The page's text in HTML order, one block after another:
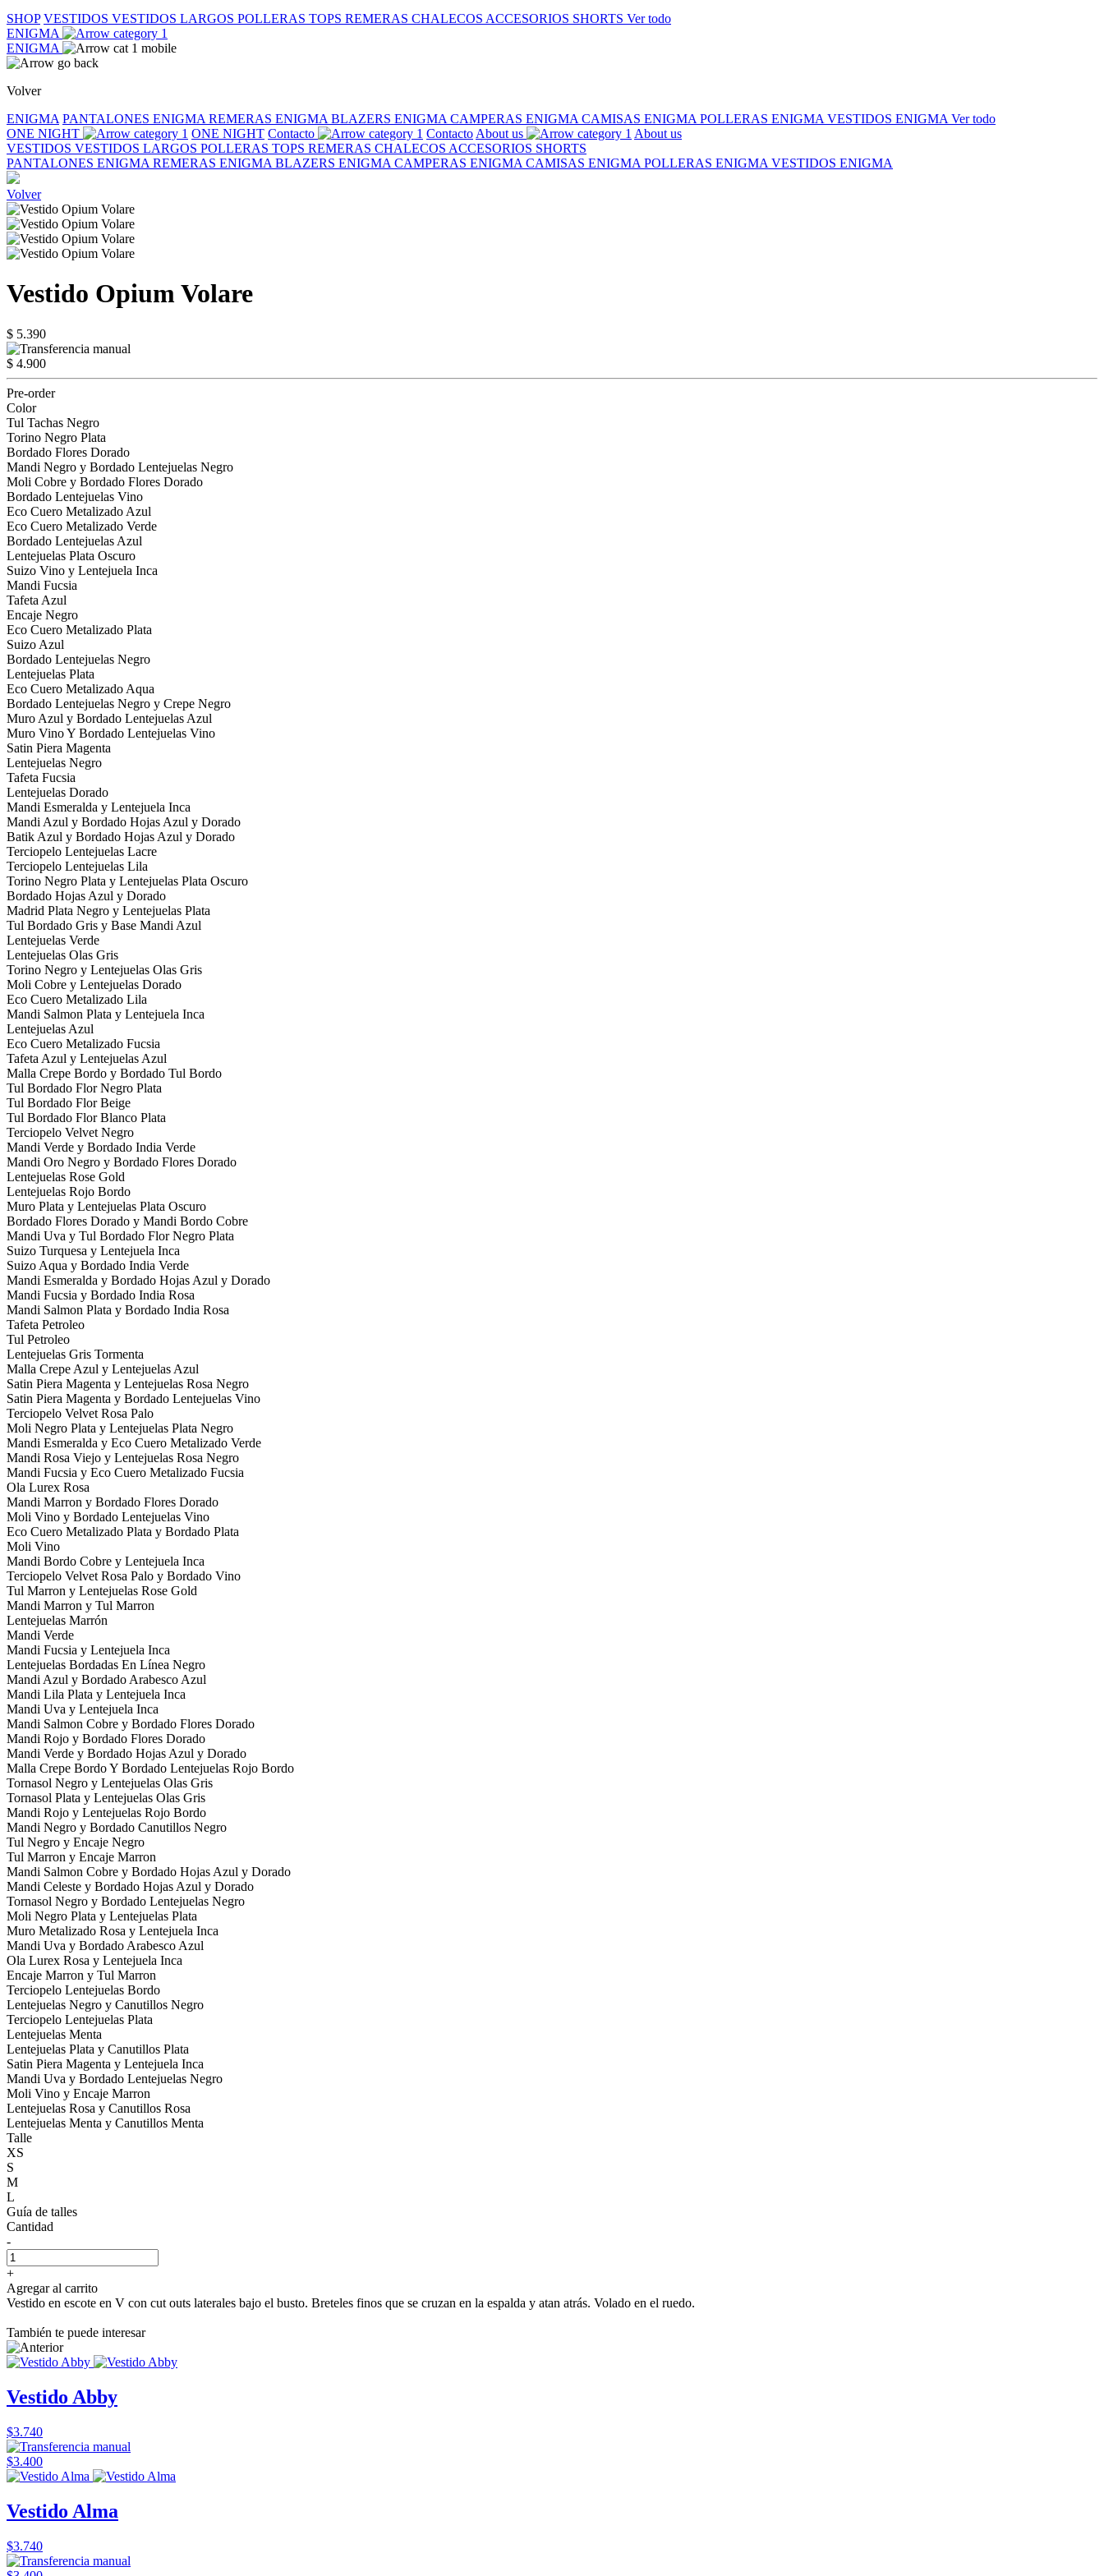
SHOP VESTIDOS VESTIDOS LARGOS POLLERAS TOPS REMERAS CHALECOS ACCESORIOS SHORTS Ver todo
ENIGMA
ENIGMA
Volver
ENIGMA PANTALONES ENIGMA REMERAS ENIGMA BLAZERS ENIGMA CAMPERAS ENIGMA CAMISAS ENIGMA POLLERAS ENIGMA VESTIDOS ENIGMA Ver todo
ONE NIGHT
ONE NIGHT Contacto Contacto About us
About us
VESTIDOS VESTIDOS LARGOS POLLERAS TOPS REMERAS CHALECOS ACCESORIOS SHORTS
PANTALONES ENIGMA REMERAS ENIGMA BLAZERS ENIGMA CAMPERAS ENIGMA CAMISAS ENIGMA POLLERAS ENIGMA VESTIDOS ENIGMA
Volver
Vestido Opium Volare
$ 5.390
$ 4.900
Pre-order
Color
Tul Tachas Negro
Torino Negro Plata
Bordado Flores Dorado
Mandi Negro y Bordado Lentejuelas Negro
Moli Cobre y Bordado Flores Dorado
Bordado Lentejuelas Vino
Eco Cuero Metalizado Azul
Eco Cuero Metalizado Verde
Bordado Lentejuelas Azul
Lentejuelas Plata Oscuro
Suizo Vino y Lentejuela Inca
Mandi Fucsia
Tafeta Azul
Encaje Negro
Eco Cuero Metalizado Plata
Suizo Azul
Bordado Lentejuelas Negro
Lentejuelas Plata
Eco Cuero Metalizado Aqua
Bordado Lentejuelas Negro y Crepe Negro
Muro Azul y Bordado Lentejuelas Azul
Muro Vino Y Bordado Lentejuelas Vino
Satin Piera Magenta
Lentejuelas Negro
Tafeta Fucsia
Lentejuelas Dorado
Mandi Esmeralda y Lentejuela Inca
Mandi Azul y Bordado Hojas Azul y Dorado
Batik Azul y Bordado Hojas Azul y Dorado
Terciopelo Lentejuelas Lacre
Terciopelo Lentejuelas Lila
Torino Negro Plata y Lentejuelas Plata Oscuro
Bordado Hojas Azul y Dorado
Madrid Plata Negro y Lentejuelas Plata
Tul Bordado Gris y Base Mandi Azul
Lentejuelas Verde
Lentejuelas Olas Gris
Torino Negro y Lentejuelas Olas Gris
Moli Cobre y Lentejuelas Dorado
Eco Cuero Metalizado Lila
Mandi Salmon Plata y Lentejuela Inca
Lentejuelas Azul
Eco Cuero Metalizado Fucsia
Tafeta Azul y Lentejuelas Azul
Malla Crepe Bordo y Bordado Tul Bordo
Tul Bordado Flor Negro Plata
Tul Bordado Flor Beige
Tul Bordado Flor Blanco Plata
Terciopelo Velvet Negro
Mandi Verde y Bordado India Verde
Mandi Oro Negro y Bordado Flores Dorado
Lentejuelas Rose Gold
Lentejuelas Rojo Bordo
Muro Plata y Lentejuelas Plata Oscuro
Bordado Flores Dorado y Mandi Bordo Cobre
Mandi Uva y Tul Bordado Flor Negro Plata
Suizo Turquesa y Lentejuela Inca
Suizo Aqua y Bordado India Verde
Mandi Esmeralda y Bordado Hojas Azul y Dorado
Mandi Fucsia y Bordado India Rosa
Mandi Salmon Plata y Bordado India Rosa
Tafeta Petroleo
Tul Petroleo
Lentejuelas Gris Tormenta
Malla Crepe Azul y Lentejuelas Azul
Satin Piera Magenta y Lentejuelas Rosa Negro
Satin Piera Magenta y Bordado Lentejuelas Vino
Terciopelo Velvet Rosa Palo
Moli Negro Plata y Lentejuelas Plata Negro
Mandi Esmeralda y Eco Cuero Metalizado Verde
Mandi Rosa Viejo y Lentejuelas Rosa Negro
Mandi Fucsia y Eco Cuero Metalizado Fucsia
Ola Lurex Rosa
Mandi Marron y Bordado Flores Dorado
Moli Vino y Bordado Lentejuelas Vino
Eco Cuero Metalizado Plata y Bordado Plata
Moli Vino
Mandi Bordo Cobre y Lentejuela Inca
Terciopelo Velvet Rosa Palo y Bordado Vino
Tul Marron y Lentejuelas Rose Gold
Mandi Marron y Tul Marron
Lentejuelas Marrón
Mandi Verde
Mandi Fucsia y Lentejuela Inca
Lentejuelas Bordadas En Línea Negro
Mandi Azul y Bordado Arabesco Azul
Mandi Lila Plata y Lentejuela Inca
Mandi Uva y Lentejuela Inca
Mandi Salmon Cobre y Bordado Flores Dorado
Mandi Rojo y Bordado Flores Dorado
Mandi Verde y Bordado Hojas Azul y Dorado
Malla Crepe Bordo Y Bordado Lentejuelas Rojo Bordo
Tornasol Negro y Lentejuelas Olas Gris
Tornasol Plata y Lentejuelas Olas Gris
Mandi Rojo y Lentejuelas Rojo Bordo
Mandi Negro y Bordado Canutillos Negro
Tul Negro y Encaje Negro
Tul Marron y Encaje Marron
Mandi Salmon Cobre y Bordado Hojas Azul y Dorado
Mandi Celeste y Bordado Hojas Azul y Dorado
Tornasol Negro y Bordado Lentejuelas Negro
Moli Negro Plata y Lentejuelas Plata
Muro Metalizado Rosa y Lentejuela Inca
Mandi Uva y Bordado Arabesco Azul
Ola Lurex Rosa y Lentejuela Inca
Encaje Marron y Tul Marron
Terciopelo Lentejuelas Bordo
Lentejuelas Negro y Canutillos Negro
Terciopelo Lentejuelas Plata
Lentejuelas Menta
Lentejuelas Plata y Canutillos Plata
Satin Piera Magenta y Lentejuela Inca
Mandi Uva y Bordado Lentejuelas Negro
Moli Vino y Encaje Marron
Lentejuelas Rosa y Canutillos Rosa
Lentejuelas Menta y Canutillos Menta
Talle
XS
S
M
L
Guía de talles
Cantidad
-
+
Agregar al carrito
Vestido en escote en V con cut outs laterales bajo el busto. Breteles finos que se cruzan en la espalda y atan atrás. Volado en el ruedo.
También te puede interesar
Vestido Abby
$3.740
$3.400
Vestido Alma
$3.740